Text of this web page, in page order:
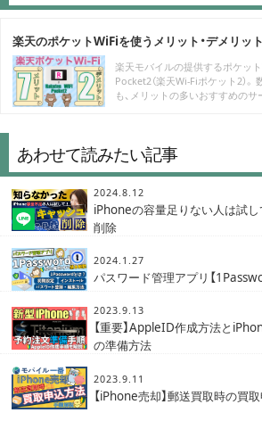
楽天のポケットWiFiを使うメリット・デメリット
楽天モバイルの提供するポケッ
Pocket2（楽天Wi-Fiポケット2）
も、メリットの多いおすすめのサ
あわせて読みたい記事
2024.8.12
iPhoneの容量足りない人は試し
削除
2024.1.27
パスワード管理アプリ【
2023.9.13
【重要】AppleID作成方法と
の準備方法
2023.9.11
【iPhone売却】郵送買取時の買